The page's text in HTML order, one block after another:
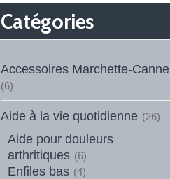
Catégories
Accessoires Marchette-Canne
(6)
Aide à la vie quotidienne (26)
Aide pour douleurs
arthritiques (6)
Enfiles bas (4)